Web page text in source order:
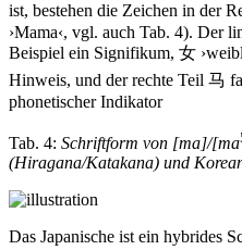
ist, bestehen die Zeichen in der
›Mama‹, vgl. auch Tab. 4). Der
Beispiel ein Signifikum, 女
Hinweis, und der rechte Teil 马
phonetischer Indikator
Tab. 4: Schriftform von [ma]/[ma
(Hiragana/Katakana) und
Das Japanische ist ein hybrides